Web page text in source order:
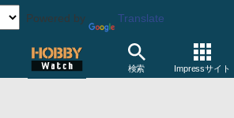
Powered by Translate
検索 Impressサイト